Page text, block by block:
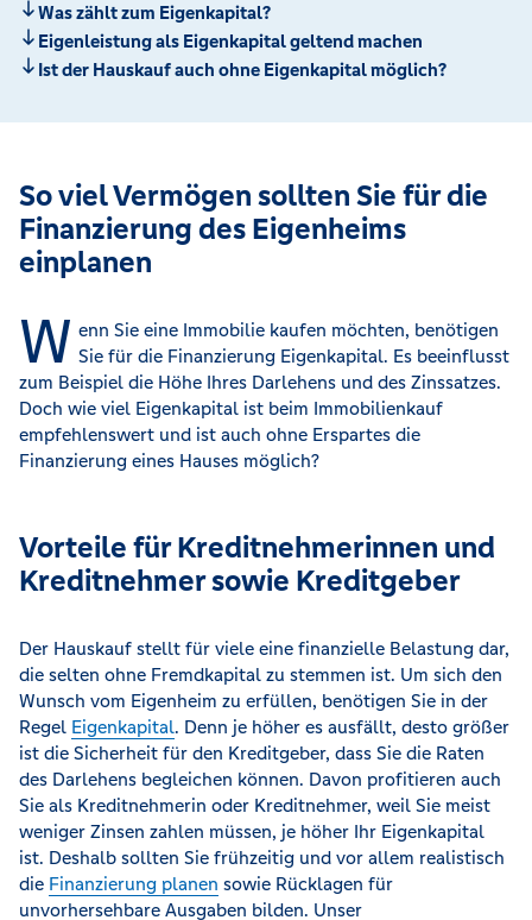
Was zählt zum Eigenkapital?
Eigenleistung als Eigenkapital geltend machen
Ist der Hauskauf auch ohne Eigenkapital möglich?
So viel Vermögen sollten Sie für die
Finanzierung des Eigenheims
einplanen
W enn Sie eine Immobilie kaufen möchten, benötigen
Sie für die Finanzierung Eigenkapital. Es beeinflusst
zum Beispiel die Höhe Ihres Darlehens und des Zinssatzes.
Doch wie viel Eigenkapital ist beim Immobilienkauf
empfehlenswert und ist auch ohne Erspartes die
Finanzierung eines Hauses möglich?
Vorteile für Kreditnehmerinnen und
Kreditnehmer sowie Kreditgeber
Der Hauskauf stellt für viele eine finanzielle Belastung dar,
die selten ohne Fremdkapital zu stemmen ist. Um sich den
Wunsch vom Eigenheim zu erfüllen, benötigen Sie in der
Regel Eigenkapital. Denn je höher es ausfällt, desto größer
ist die Sicherheit für den Kreditgeber, dass Sie die Raten
des Darlehens begleichen können. Davon profitieren auch
Sie als Kreditnehmerin oder Kreditnehmer, weil Sie meist
weniger Zinsen zahlen müssen, je höher Ihr Eigenkapital
ist. Deshalb sollten Sie frühzeitig und vor allem realistisch
die Finanzierung planen sowie Rücklagen für
unvorhersehbare Ausgaben bilden. Unser